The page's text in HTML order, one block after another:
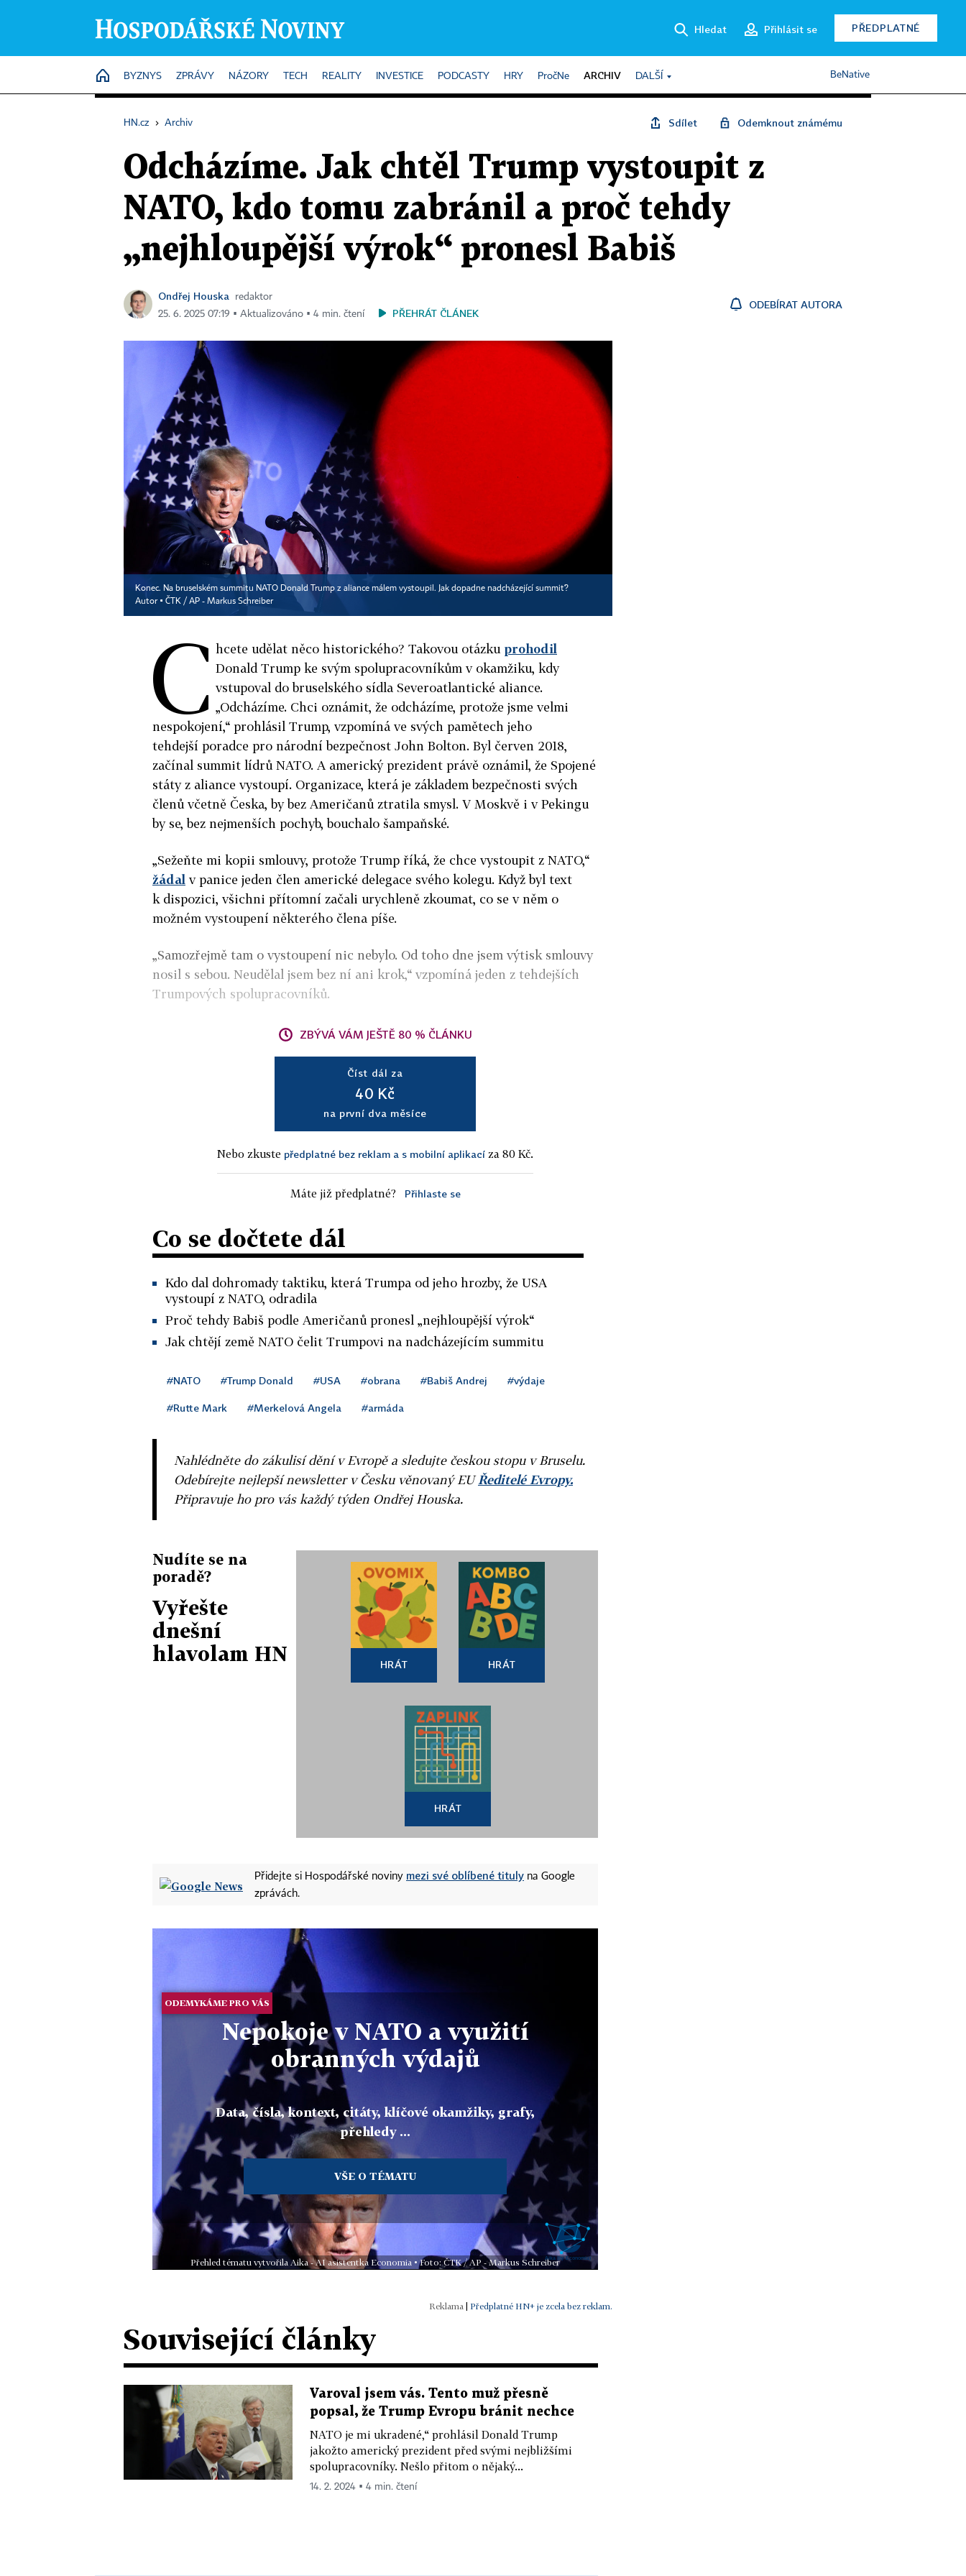
Hledat Přihlásit se PŘEDPLATNÉ
HOME
BYZNYS ZPRÁVY NÁZORY TECH REALITY INVESTICE PODCASTY HRY PročNe ARCHIV DALŠÍ BeNative
HN.cz › Archiv Sdílet Odemknout známému
Odcházíme. Jak chtěl Trump vystoupit z
NATO, kdo tomu zabránil a proč tehdy
„nejhloupější výrok“ pronesl Babiš
Ondřej Houska
redaktor
25. 6. 2025 07:19 ▪ Aktualizováno ▪ 4 min. čtení
PŘEHRÁT ČLÁNEK
ODEBÍRAT AUTORA
Konec. Na bruselském summitu NATO Donald Trump z aliance málem vystoupil. Jak dopadne nadcházející summit?
Autor ▪ ČTK / AP - Markus Schreiber
C hcete udělat něco historického? Takovou otázku prohodil
Donald Trump ke svým spolupracovníkům v okamžiku, kdy
vstupoval do bruselského sídla Severoatlantické aliance.
„Odcházíme. Chci oznámit, že odcházíme, protože jsme velmi
nespokojení,“ prohlásil Trump, vzpomíná ve svých pamětech jeho
tehdejší poradce pro národní bezpečnost John Bolton. Byl červen 2018,
začínal summit lídrů NATO. A americký prezident právě oznámil, že Spojené
státy z aliance vystoupí. Organizace, která je základem bezpečnosti svých
členů včetně Česka, by bez Američanů ztratila smysl. V Moskvě i v Pekingu
by se, bez nejmenších pochyb, bouchalo šampaňské.
„Sežeňte mi kopii smlouvy, protože Trump říká, že chce vystoupit z NATO,“
žádal v panice jeden člen americké delegace svého kolegu. Když byl text
k dispozici, všichni přítomní začali urychleně zkoumat, co se v něm o
možném vystoupení některého člena píše.
„Samozřejmě tam o vystoupení nic nebylo. Od toho dne jsem výtisk smlouvy
nosil s sebou. Neudělal jsem bez ní ani krok,“ vzpomíná jeden z tehdejších
Trumpových spolupracovníků.
ZBÝVÁ VÁM JEŠTĚ 80 % ČLÁNKU
Číst dál za
40 Kč
na první dva měsíce
Nebo zkuste předplatné bez reklam a s mobilní aplikací za 80 Kč.
Máte již předplatné? Přihlaste se
Co se dočtete dál
Kdo dal dohromady taktiku, která Trumpa od jeho hrozby, že USA
vystoupí z NATO, odradila
Proč tehdy Babiš podle Američanů pronesl „nejhloupější výrok“
Jak chtějí země NATO čelit Trumpovi na nadcházejícím summitu
#NATO #Trump Donald #USA #obrana #Babiš Andrej #výdaje
#Rutte Mark #Merkelová Angela #armáda
Nahlédněte do zákulisí dění v Evropě a sledujte českou stopu v Bruselu.
Odebírejte nejlepší newsletter v Česku věnovaný EUŘeditelé Evropy.
Připravuje ho pro vás každý týden Ondřej Houska.
Nudíte se na
poradě?
Vyřešte
dnešní
hlavolam HN
HRÁT HRÁT
HRÁT
Přidejte si Hospodářské noviny mezi své oblíbené tituly na Google
zprávách.
ODEMYKÁME PRO VÁS
Nepokoje v NATO a využití
obranných výdajů
Data, čísla, kontext, citáty, klíčové okamžiky, grafy,
přehledy ...
VŠE O TÉMATU
Přehled tématu vytvořila Aika - AI asistentka Economia • Foto: ČTK / AP - Markus Schreiber
Předplatné HN+ je zcela bez reklam.
Související články
Varoval jsem vás. Tento muž přesně
popsal, že Trump Evropu bránit nechce
NATO je mi ukradené,“ prohlásil Donald Trump
jakožto americký prezident před svými nejbližšími
spolupracovníky. Nešlo přitom o nějaký...
14. 2. 2024 ▪ 4 min. čtení